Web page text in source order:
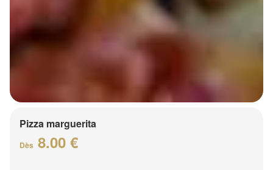
Pizza marguerita
Dès 8.00 €